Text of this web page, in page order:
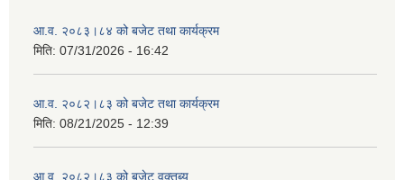
आ.व. २०८३।८४ को बजेट तथा कार्यक्रम
मिति: 07/31/2026 - 16:42
आ.व. २०८२।८३ को बजेट तथा कार्यक्रम
मिति: 08/21/2025 - 12:39
आ.व. २०८२।८३ को बजेट वक्तब्य